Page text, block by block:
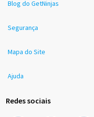
Blog do GetNinjas
Segurança
Mapa do Site
Ajuda
Redes sociais